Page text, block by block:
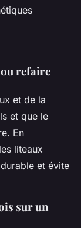
refaire
et de la
et que le
En
liteaux
et évite
sur un